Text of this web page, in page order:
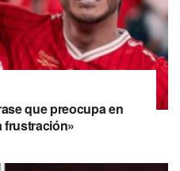
que preocupa en
frustración»